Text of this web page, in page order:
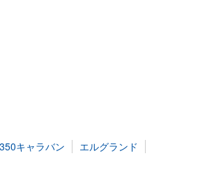
キャラバン
エルグランド